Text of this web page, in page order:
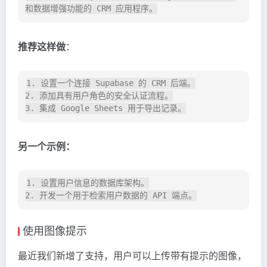
推荐这样做：
1. 设置一个连接 Supabase 的 CRM 后端。
2. 添加具有用户角色的安全认证流程。
另一个示例：
1. 设置用户信息的数据库架构。
使用图像提示
最近我们新增了支持，用户可以上传带有提示的图像，